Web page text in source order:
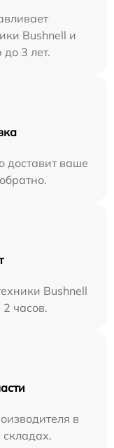
Bushnell и
3 лет.
доставит ваше
Bushnell
часов.
в